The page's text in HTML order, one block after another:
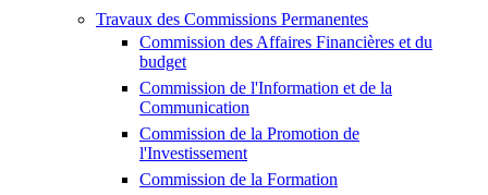
Travaux des Commissions Permanentes
Commission des Affaires Financières et du
budget
Commission de l'Information et de la
Communication
Commission de la Promotion de
l'Investissement
Commission de la Formation